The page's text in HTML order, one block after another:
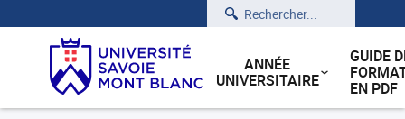
Rechercher
ANNÉE
UNIVERSITAIRE
GUIDE
EN PDF